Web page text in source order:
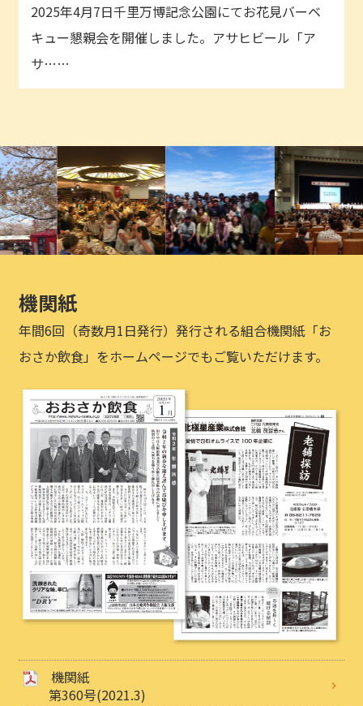
2025年4月7日千里万博記念公園にてお花見バーベ
キュー懇親会を開催しました。アサヒビール「ア
サ……
機関紙
年間6回（奇数月1日発行）発行される組合機関紙「お
おさか飲食」をホームページでもご覧いただけます。
機関紙
第360号(2021.3)